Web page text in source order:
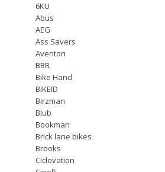
6KU
Abus
AEG
Ass Savers
Aventon
BBB
Bike Hand
BIKEID
Birzman
Blub
Bookman
Brick lane bikes
Brooks
Ciclovation